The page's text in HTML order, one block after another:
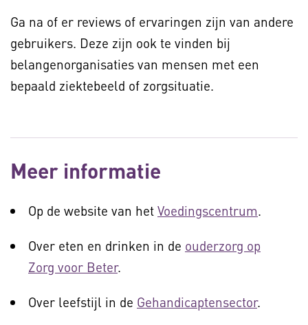
Ga na of er reviews of ervaringen zijn van andere
gebruikers. Deze zijn ook te vinden bij
belangenorganisaties van mensen met een
bepaald ziektebeeld of zorgsituatie.
Meer informatie
Op de website van het Voedingscentrum.
Over eten en drinken in de ouderzorg op
Zorg voor Beter.
Over leefstijl in de Gehandicaptensector.